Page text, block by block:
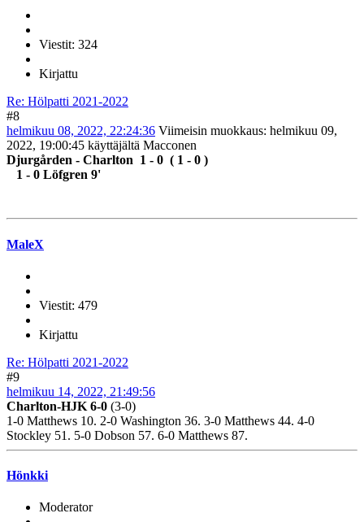
Viestit: 324
Kirjattu
Re: Hölpatti 2021-2022
#8
helmikuu 08, 2022, 22:24:36 Viimeisin muokkaus: helmikuu 09,
2022, 19:00:45 käyttäjältä Macconen
Djurgården - Charlton 1 - 0 ( 1 - 0 )
1 - 0 Löfgren 9'
MaleX
Viestit: 479
Kirjattu
Re: Hölpatti 2021-2022
#9
helmikuu 14, 2022, 21:49:56
Charlton-HJK 6-0 (3-0)
1-0 Matthews 10. 2-0 Washington 36. 3-0 Matthews 44. 4-0
Stockley 51. 5-0 Dobson 57. 6-0 Matthews 87.
Hönkki
Moderator